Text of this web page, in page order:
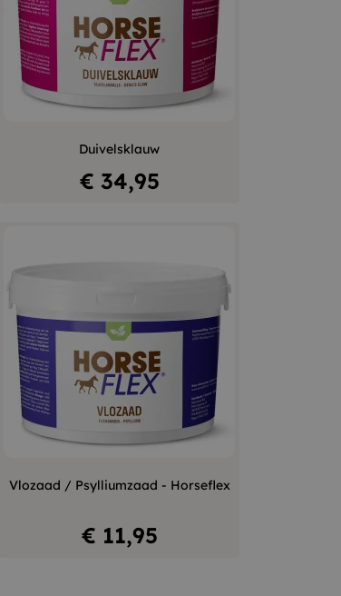
Duivelsklauw
Prijs
€ 34,95
– +
In winkelwagen
Vlozaad / Psylliumzaad - Horseflex
Prijs
€ 11,95